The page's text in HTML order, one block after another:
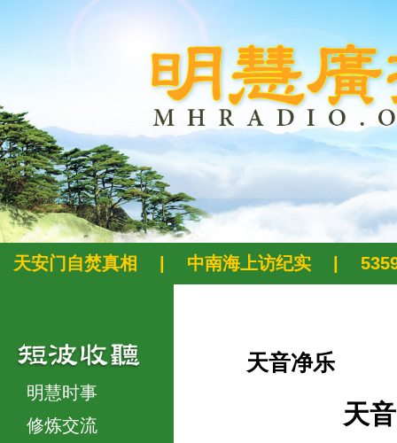
天安门自焚真相 中南海上访纪实
明慧时事
修炼交流
天音净乐
天